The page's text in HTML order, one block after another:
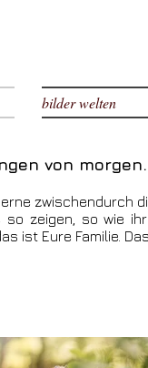
bilder welten
zwischendurch
zeigen, so wie
ist Eure Familie.